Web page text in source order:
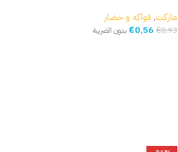
ماركت, فواكه و خضار
€0,93
€0,56 بدون الضريبة